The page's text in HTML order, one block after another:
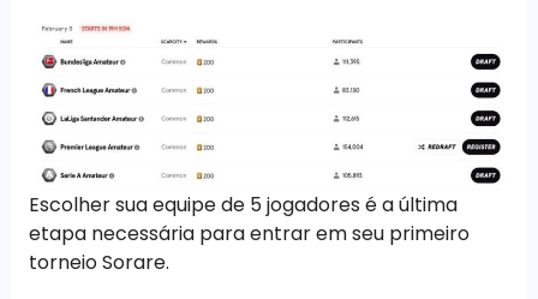
Escolher sua equipe de 5 jogadores é a última
etapa necessária para entrar em seu primeiro
torneio Sorare.